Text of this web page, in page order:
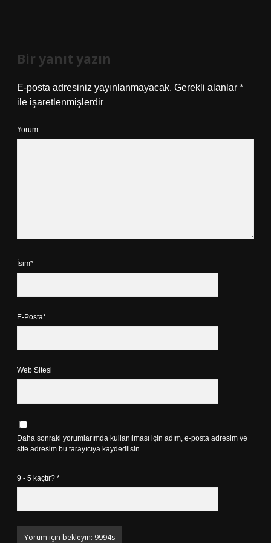
Bir yanıt yazın
E-posta adresiniz yayınlanmayacak. Gerekli alanlar *
ile işaretlenmişlerdir
Yorum
İsim*
E-Posta*
Web Sitesi
Daha sonraki yorumlarımda kullanılması için adım, e-posta adresim ve
site adresim bu tarayıcıya kaydedilsin.
9 - 5 kaçtır? *